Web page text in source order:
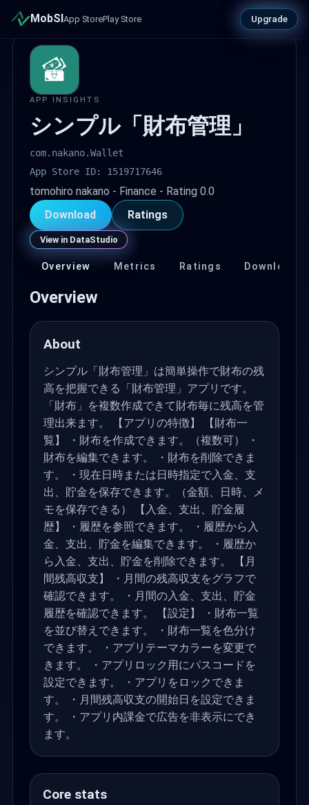
MobSI App StorePlay Store Upgrade
APP INSIGHTS
シンプル「財布管理」
com.nakano.Wallet
App Store ID: 1519717646
tomohiro nakano - Finance - Rating 0.0
Download
Ratings
View in DataStudio
Overview Metrics Ratings Download
Overview
About
シンプル「財布管理」は簡単操作で財布の残
高を把握できる「財布管理」アプリです。
「財布」を複数作成できて財布毎に残高を管
理出来ます。 【アプリの特徴】 【財布一
覧】 ・財布を作成できます。（複数可） ・
財布を編集できます。 ・財布を削除できま
す。 ・現在日時または日時指定で入金、支
出、貯金を保存できます。（金額、日時、メ
モを保存できる） 【入金、支出、貯金履
歴】 ・履歴を参照できます。 ・履歴から入
金、支出、貯金を編集できます。 ・履歴か
ら入金、支出、貯金を削除できます。 【月
間残高収支】 ・月間の残高収支をグラフで
確認できます。 ・月間の入金、支出、貯金
履歴を確認できます。 【設定】 ・財布一覧
を並び替えできます。 ・財布一覧を色分け
できます。 ・アプリテーマカラーを変更で
きます。 ・アプリロック用にパスコードを
設定できます。 ・アプリをロックできま
す。 ・月間残高収支の開始日を設定できま
す。 ・アプリ内課金で広告を非表示にでき
ます。
Core stats